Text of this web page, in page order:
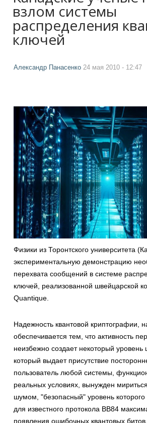
взлом системы
распределения
ключей
Александр Панасенко 24 мая 2010 - 12:47
Физики из Торонтского университета
экспериментальную демонстрацию
перехвата сообщений в системе
ключей, реализованной швейцарской
Quantique.
Надежность квантовой криптографии,
обеспечивается тем, что активность
неизбежно создает некоторый
который выдает присутствие
пользователь любой системы,
реальных условиях, вынужден
шумом, "безопасный" уровень
для известного протокола ВВ84
появления ошибочных квантовых